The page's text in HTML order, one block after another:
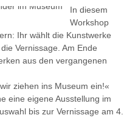
In diesem
Workshop
Ihr wählt die Kunstwerke
Vernissage. Am Ende
aus den vergangenen
ziehen ins Museum ein!«
eine eigene Ausstellung im
bis zur Vernissage am 4.